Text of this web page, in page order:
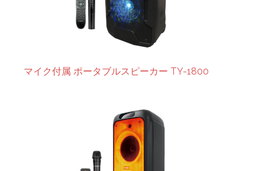
マイク付属 ポータブルスピーカー TY-1800